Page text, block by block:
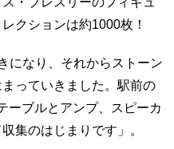
レクションは約1000枚！
になり、それからストーン
っていきました。駅前の
ーブルとアンプ、スピーカ
集のはじまりです」。